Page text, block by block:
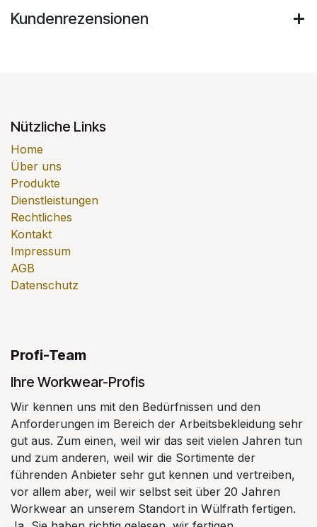
Kundenrezensionen
Nützliche Links
Home
Über uns
Produkte
Dienstleistungen
Rechtliches
Kontakt
Impressum
AGB
Datenschutz
Profi-Team
Ihre Workwear-Profis
Wir kennen uns mit den Bedürfnissen und den
Anforderungen im Bereich der Arbeitsbekleidung sehr
gut aus. Zum einen, weil wir das seit vielen Jahren tun
und zum anderen, weil wir die Sortimente der
führenden Anbieter sehr gut kennen und vertreiben,
vor allem aber, weil wir selbst seit über 20 Jahren
Workwear an unserem Standort in Wülfrath fertigen.